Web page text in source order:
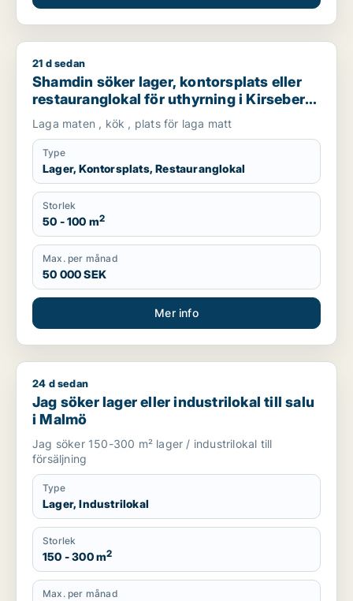
Shamdin söker lager, kontorsplats eller restauranglokal för
21 d sedan
Shamdin söker lager, kontorsplats eller
restauranglokal för uthyrning i Kirseberg,
Husie eller Fosie m.fl.
Laga maten , kök , plats för laga matt
Type
Lager, Kontorsplats, Restauranglokal
Storlek
50 - 100 m2
Max. per månad
50 000 SEK
Mer info
Jag söker lager eller industrilokal till salu i Malmö
24 d sedan
Jag söker lager eller industrilokal till salu
i Malmö
Jag söker 150-300 m² lager / industrilokal till
försäljning
Type
Lager, Industrilokal
Storlek
150 - 300 m2
Max. per månad